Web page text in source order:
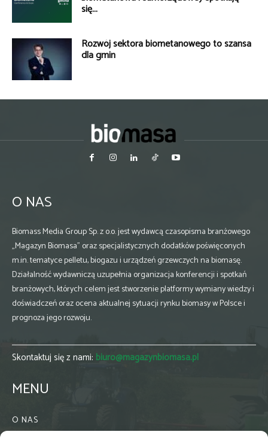
się...
Rozwój sektora biometanowego to szansa
dla gmin
O NAS
Biomass Media Group Sp. z o.o. jest wydawcą czasopisma branżowego
„Magazyn Biomasa” oraz specjalistycznych dodatków poświęconych
m.in. tematyce pelletu, biogazu i urządzeń grzewczych na biomasę.
Działalność wydawniczą uzupełnia organizacja konferencji i spotkań
branżowych, których celem jest stworzenie platformy wymiany wiedzy i
doświadczeń oraz ocena aktualnej sytuacji rynku biomasy w Polsce i
prognoza jego rozwoju.
Skontaktuj się z nami: biuro@magazynbiomasa.pl
MENU
O NAS